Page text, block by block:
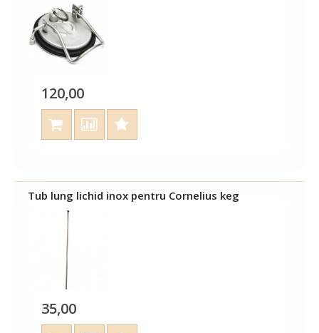
120,00
Tub lung lichid inox pentru Cornelius keg
35,00